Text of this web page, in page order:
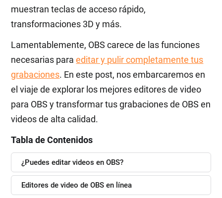
muestran teclas de acceso rápido,
transformaciones 3D y más.
Lamentablemente, OBS carece de las funciones
necesarias paraeditar y pulir completamente tus
grabaciones. En este post, nos embarcaremos en
el viaje de explorar los mejores editores de video
para OBS y transformar tus grabaciones de OBS en
videos de alta calidad.
Tabla de Contenidos
¿Puedes editar videos en OBS?
Editores de video de OBS en línea